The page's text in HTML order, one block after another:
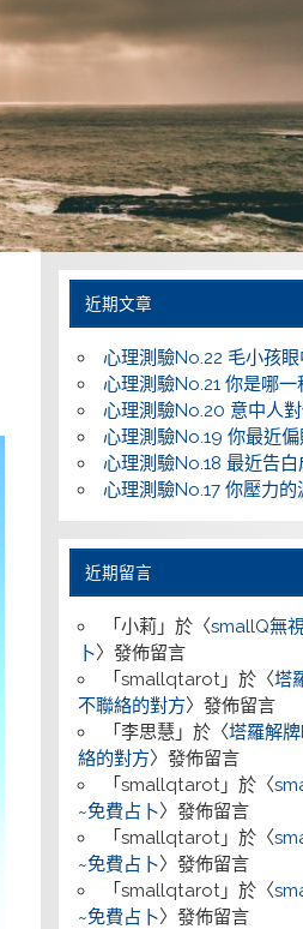
近期文章
心理測驗No.22 毛小孩
心理測驗No.21 你是哪
心理測驗No.20 意中人
心理測驗No.19 你最近
心理測驗No.18 最近告
心理測驗No.17 你壓力
近期留言
「 小莉」於〈smallQ無
卜〉發佈留言
「 smallqtarot」於〈塔
不聯絡的對方〉發佈留言
「 李思慧」於〈塔羅解
絡的對方〉發佈留言
「 smallqtarot」於〈
~免費占卜〉發佈留言
「 smallqtarot」於〈
~免費占卜〉發佈留言
「 smallqtarot」於〈
~免費占卜〉發佈留言